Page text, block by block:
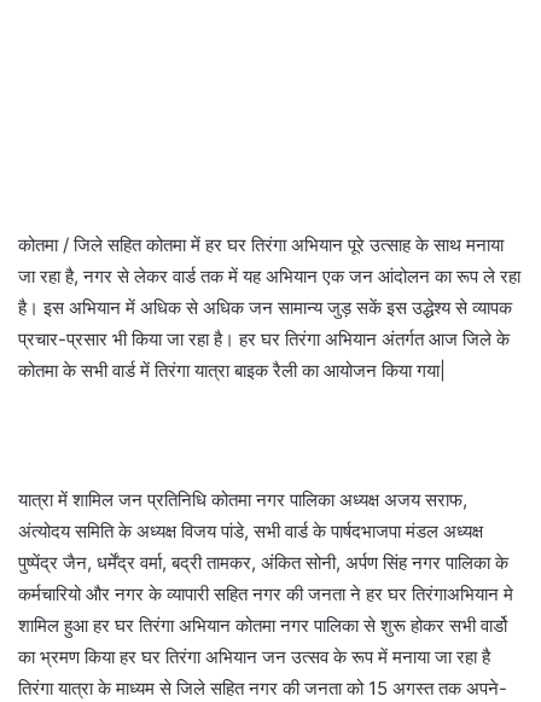
कोतमा / जिले सहित कोतमा में हर घर तिरंगा अभियान पूरे उत्साह के साथ मनाया
जा रहा है, नगर से लेकर वार्ड तक में यह अभियान एक जन आंदोलन का रूप ले रहा
है। इस अभियान में अधिक से अधिक जन सामान्य जुड़ सकें इस उद्धेश्य से व्यापक
प्रचार-प्रसार भी किया जा रहा है। हर घर तिरंगा अभियान अंतर्गत आज जिले के
कोतमा के सभी वार्ड में तिरंगा यात्रा बाइक रैली का आयोजन किया गया|
यात्रा में शामिल जन प्रतिनिधि कोतमा नगर पालिका अध्यक्ष अजय सराफ,
अंत्योदय समिति के अध्यक्ष विजय पांडे, सभी वार्ड के पार्षदभाजपा मंडल अध्यक्ष
पुष्पेंद्र जैन, धर्मेंद्र वर्मा, बद्री तामकर, अंकित सोनी, अर्पण सिंह नगर पालिका के
कर्मचारियो और नगर के व्यापारी सहित नगर की जनता ने हर घर तिरंगाअभियान मे
शामिल हुआ हर घर तिरंगा अभियान कोतमा नगर पालिका से शुरू होकर सभी वार्डो
का भ्रमण किया हर घर तिरंगा अभियान जन उत्सव के रूप में मनाया जा रहा है
तिरंगा यात्रा के माध्यम से जिले सहित नगर की जनता को 15 अगस्त तक अपने-